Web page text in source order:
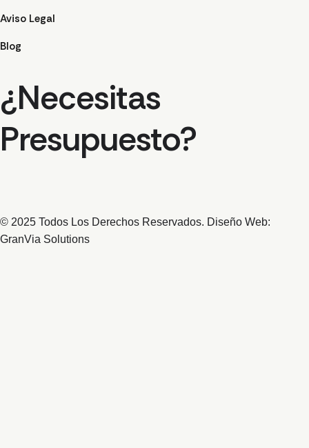
Aviso Legal
Blog
¿Necesitas
Presupuesto?
© 2025 Todos Los Derechos Reservados. Diseño Web:
GranVia Solutions